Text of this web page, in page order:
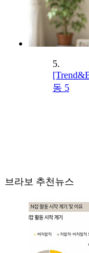
5.
동 5
브라보 추천뉴스